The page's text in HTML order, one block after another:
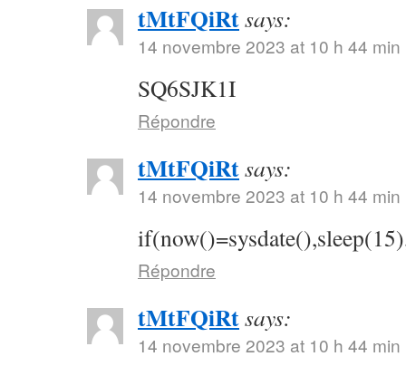
tMtFQiRtsays:
14 novembre 2023 at 10 h 44 min
SQ6SJK1I
Répondre
tMtFQiRtsays:
14 novembre 2023 at 10 h 44 min
Répondre
tMtFQiRtsays:
14 novembre 2023 at 10 h 44 min